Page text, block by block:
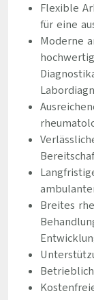
Flexible
für eine
Moderne
Breites